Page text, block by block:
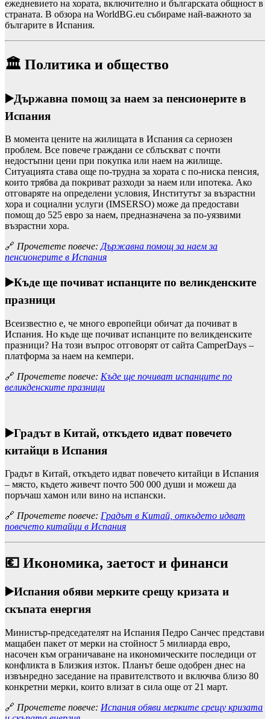
ежедневието на хората, включително и българската общност в
страната. В обзора на WorldBG.eu събираме най-важното за
българите в Испания.
🏛️ Политика и общество
▶️Държавна помощ за наем за пенсионерите в
Испания
В момента цените на жилищата в Испания са сериозен
проблем. Все повече граждани се сблъскват с почти
недостъпни цени при покупка или наем на жилище.
Ситуацията става още по-трудна за хората с по-ниска пенсия,
които трябва да покриват разходи за наем или ипотека. Ако
отговаряте на определени условия, Институтът за възрастни
хора и социални услуги (IMSERSO) може да предостави
помощ до 525 евро за наем, предназначена за по-уязвими
възрастни хора.
🔗 Прочетете повече:Държавна помощ за наем за
пенсионерите в Испания
▶️Къде ще почиват испанците по великденските
празници
Всеизвестно е, че много европейци обичат да почиват в
Испания. Но къде ще почиват испанците по великденските
празници? На този въпрос отговорят от сайта CamperDays –
платформа за наем на кемпери.
🔗 Прочетете повече: Къде ще почиват испанците по
великденските празници
▶️Градът в Китай, откъдето идват повечето
китайци в Испания
Градът в Китай, откъдето идват повечето китайци в Испания
– място, където живечт почто 500 000 души и можеш да
поръчаш хамон или вино на испански.
🔗 Прочетете повече: Градът в Китай, откъдето идват
повечето китайци в Испания
💶 Икономика, заетост и финанси
▶️Испания обяви мерките срещу кризата и
скъпата енергия
Министър-председателят на Испания Педро Санчес представи
мащабен пакет от мерки на стойност 5 милиарда евро,
насочен към ограничаване на икономическите последици от
конфликта в Близкия изток. Планът беше одобрен днес на
извънредно заседание на правителството и включва близо 80
конкретни мерки, които влизат в сила още от 21 март.
🔗 Прочетете повече: Испания обяви мерките срещу кризата